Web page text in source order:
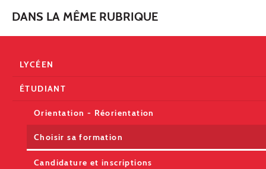
DANS LA MÊME RUBRIQUE
LYCÉEN
ÉTUDIANT
Orientation - Réorientation
Choisir sa formation
Candidature et inscriptions